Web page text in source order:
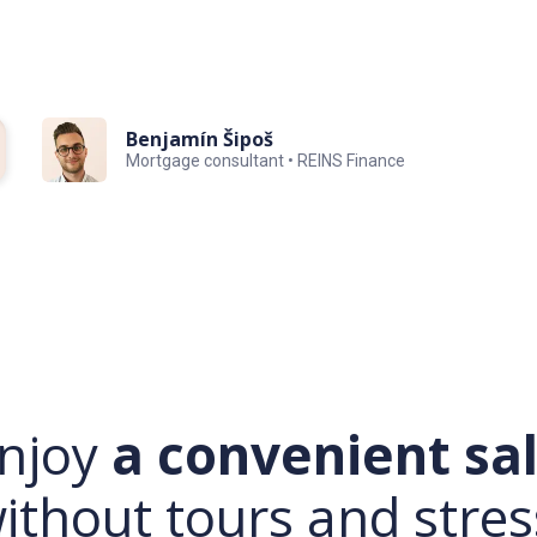
Benjamín Šipoš
Mortgage consultant • REINS Finance
a convenient
tours and